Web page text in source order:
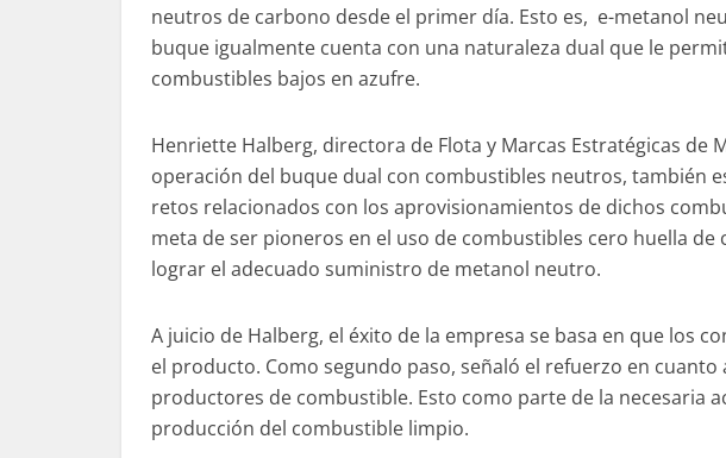
neutros de carbono desde el primer día. Esto es, e-metanol
buque igualmente cuenta con una naturaleza dual que le
combustibles bajos en azufre.
Henriette Halberg, directora de Flota y Marcas Estratégicas de
operación del buque dual con combustibles neutros, también
retos relacionados con los aprovisionamientos de dichos
meta de ser pioneros en el uso de combustibles cero huella
lograr el adecuado suministro de metanol neutro.
A juicio de Halberg, el éxito de la empresa se basa en que los
el producto. Como segundo paso, señaló el refuerzo en cuanto
productores de combustible. Esto como parte de la necesaria
producción del combustible limpio.